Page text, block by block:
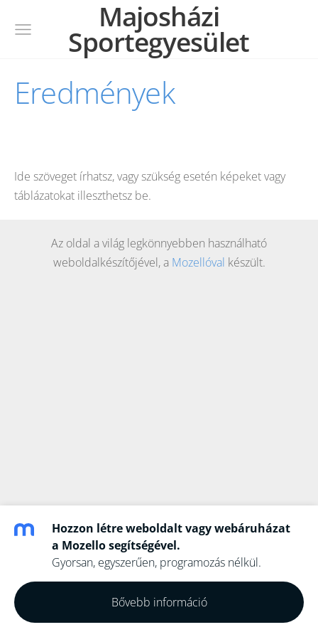
Majosházi
Sportegyesület
Eredmények
Ide szöveget írhatsz, vagy szükség esetén képeket vagy
táblázatokat illeszthetsz be.
Az oldal a világ legkönnyebben használható
weboldalkészítőjével, a Mozellóval készült.
Hozzon létre weboldalt vagy webáruházat
a Mozello segítségével.
Gyorsan, egyszerűen, programozás nélkül.
Bővebb információ